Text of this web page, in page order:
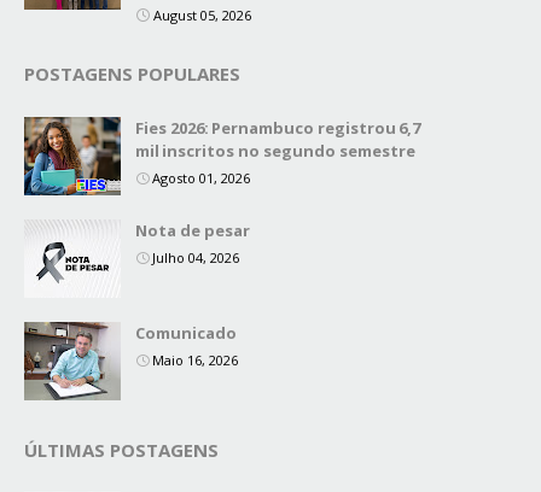
August 05, 2026
POSTAGENS POPULARES
Fies 2026: Pernambuco registrou 6,7
mil inscritos no segundo semestre
Agosto 01, 2026
Nota de pesar
Julho 04, 2026
Comunicado
Maio 16, 2026
ÚLTIMAS POSTAGENS